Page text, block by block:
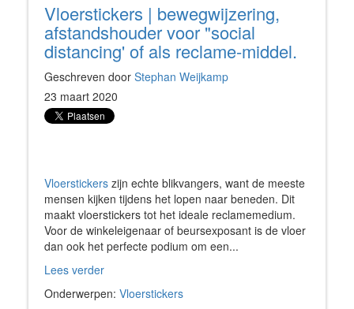
Vloerstickers | bewegwijzering,
afstandshouder voor "social
distancing' of als reclame-middel.
Geschreven door Stephan Weijkamp
23 maart 2020
Vloerstickers zijn echte blikvangers, want de meeste
mensen kijken tijdens het lopen naar beneden. Dit
maakt vloerstickers tot het ideale reclamemedium.
Voor de winkeleigenaar of beursexposant is de vloer
dan ook het perfecte podium om een...
Lees verder
Onderwerpen: Vloerstickers